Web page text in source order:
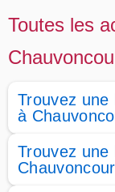
Toutes les
Trouvez une
à
Trouvez une